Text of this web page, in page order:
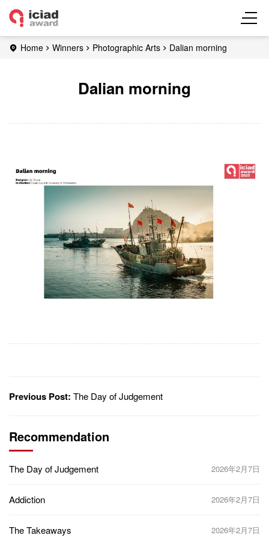
Home Winners Photographic Arts Dalian morning
Dalian morning
Previous Post: The Day of Judgement
Recommendation
The Day of Judgement 2026年2月7日
Addiction 2026年2月7日
The Takeaways 2026年2月7日